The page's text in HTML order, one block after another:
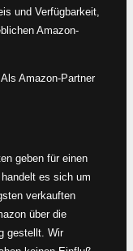
und Verfügbarkeit,
Amazon-
Amazon-Partner
geben für einen
es sich um
verkauften
über die
gestellt. Wir